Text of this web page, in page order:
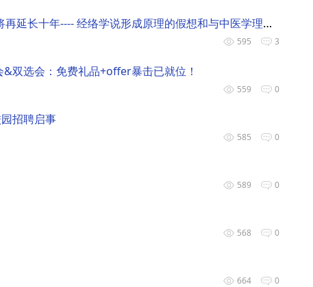
经络之"谜"已经破译，人类平均寿命将再延长十年---- 经络学说形成原理的假想和与中医学理论的关系及应用前景
3
595
双选会：免费礼品+offer暴击已就位！
0
559
招聘启事
0
585
0
589
0
568
0
664